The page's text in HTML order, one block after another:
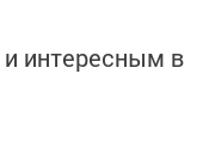
интересным в